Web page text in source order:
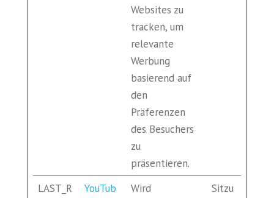
Websites zu
tracken, um
relevante
Werbung
basierend auf
den
Präferenzen
des Besuchers
zu
präsentieren.
LAST_R
YouTub
Wird
Sitzu